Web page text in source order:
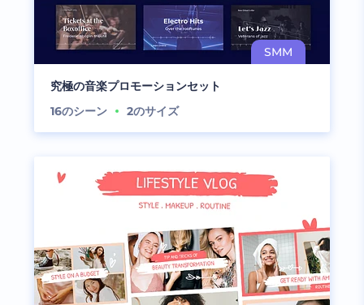
究極の音楽プロモーションセット
16のシーン 2のサイズ